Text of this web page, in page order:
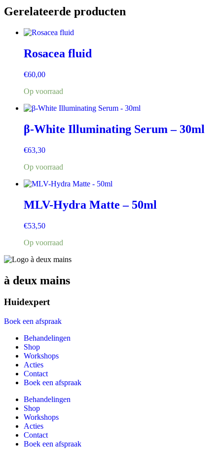
Gerelateerde producten
Rosacea fluid
€60,00
Op voorraad
β-White Illuminating Serum – 30ml
€63,30
Op voorraad
MLV-Hydra Matte – 50ml
€53,50
Op voorraad
à deux mains
Huidexpert
Boek een afspraak
Behandelingen
Shop
Workshops
Acties
Contact
Boek een afspraak
Behandelingen
Shop
Workshops
Acties
Contact
Boek een afspraak